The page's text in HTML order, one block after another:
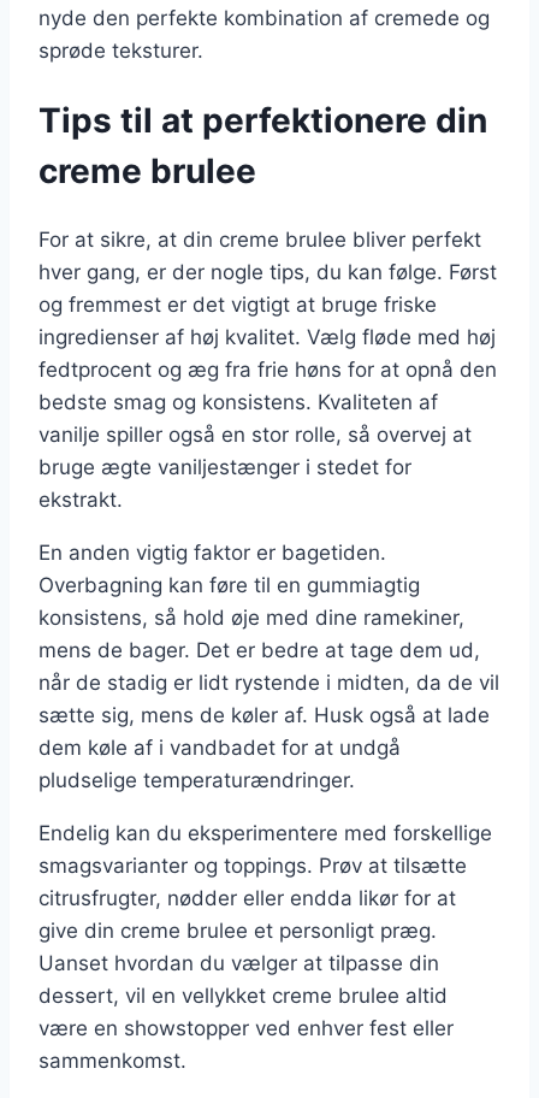
nyde den perfekte kombination af cremede og
sprøde teksturer.
Tips til at perfektionere din
creme brulee
For at sikre, at din creme brulee bliver perfekt
hver gang, er der nogle tips, du kan følge. Først
og fremmest er det vigtigt at bruge friske
ingredienser af høj kvalitet. Vælg fløde med høj
fedtprocent og æg fra frie høns for at opnå den
bedste smag og konsistens. Kvaliteten af
vanilje spiller også en stor rolle, så overvej at
bruge ægte vaniljestænger i stedet for
ekstrakt.
En anden vigtig faktor er bagetiden.
Overbagning kan føre til en gummiagtig
konsistens, så hold øje med dine ramekiner,
mens de bager. Det er bedre at tage dem ud,
når de stadig er lidt rystende i midten, da de vil
sætte sig, mens de køler af. Husk også at lade
dem køle af i vandbadet for at undgå
pludselige temperaturændringer.
Endelig kan du eksperimentere med forskellige
smagsvarianter og toppings. Prøv at tilsætte
citrusfrugter, nødder eller endda likør for at
give din creme brulee et personligt præg.
Uanset hvordan du vælger at tilpasse din
dessert, vil en vellykket creme brulee altid
være en showstopper ved enhver fest eller
sammenkomst.